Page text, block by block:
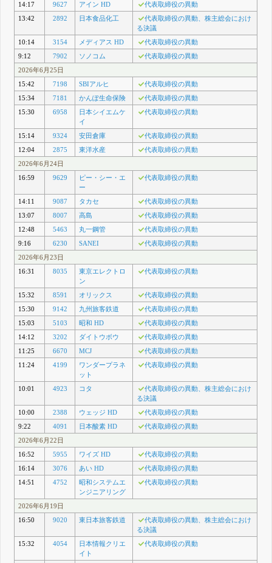
14:17
9627 アイン HD
代表取締役の異動
13:42
2892 日本食品化工
代表取締役の異動、株主総会におけ
る決議
10:14
3154 メディアス HD
代表取締役の異動
9:12
7902 ソノコム
代表取締役の異動
2026年6月25日
15:42
7198 SBIアルヒ
代表取締役の異動
15:34
7181 かんぽ生命保険
代表取締役の異動
15:30
6958
日本シイエムケ
イ
代表取締役の異動
15:14 9324 安田倉庫
代表取締役の異動
12:04
2875 東洋水産
代表取締役の異動
2026年6月24日
16:59
9629
ピー・シー・エ
ー
代表取締役の異動
14:11 9087 タカセ
代表取締役の異動
13:07
8007 高島
代表取締役の異動
12:48
5463 丸一鋼管
代表取締役の異動
9:16
6230 SANEI
代表取締役の異動
2026年6月23日
16:31
8035
東京エレクトロ
ン
代表取締役の異動
15:32 8591 オリックス
代表取締役の異動
15:30
9142 九州旅客鉄道
代表取締役の異動
15:03
5103 昭和 HD
代表取締役の異動
14:12
3202 ダイトウボウ
代表取締役の異動
11:25
6670 MCJ
代表取締役の異動
11:24
4199
ワンダープラネ
ット
代表取締役の異動
10:01 4923 コタ
代表取締役の異動、株主総会におけ
る決議
10:00
2388 ウェッジ HD
代表取締役の異動
9:22
4091 日本酸素 HD
代表取締役の異動
2026年6月22日
16:52
5955 ワイズ HD
代表取締役の異動
16:14
3076 あい HD
代表取締役の異動
14:51
4752
昭和システムエ
ンジニアリング
代表取締役の異動
2026年6月19日
16:50
9020 東日本旅客鉄道
代表取締役の異動、株主総会におけ
る決議
15:32
4054
日本情報クリエ
イト
代表取締役の異動